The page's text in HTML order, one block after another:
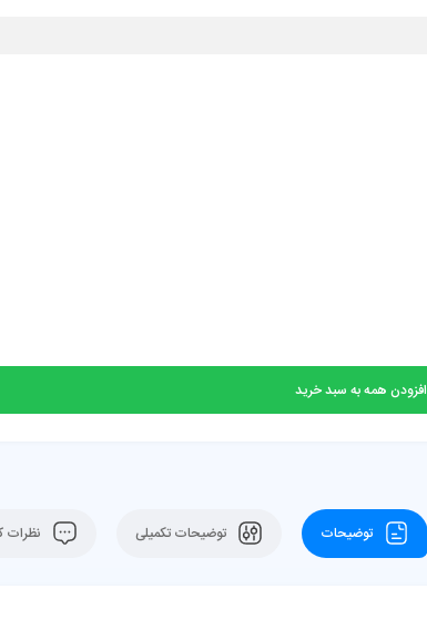
افزودن همه به سبد خرید
توضیحات توضیحات تکمیلی نظرات